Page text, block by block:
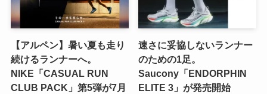
【アルペン】暑い夏も走り
続けるランナーへ。
NIKE「CASUAL RUN
CLUB PACK」第5弾が7月
速さに妥協しないランナー
のための1足。
Saucony「ENDORPHIN
ELITE 3」が発売開始